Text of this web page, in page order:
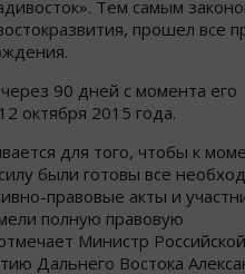
Тем самым
прошел все
через 90 дней с момента его
октября 2015 года.
для того, чтобы к
были готовы все
правовые акты и
полную правовую
Министр Российской
Дальнего Востока